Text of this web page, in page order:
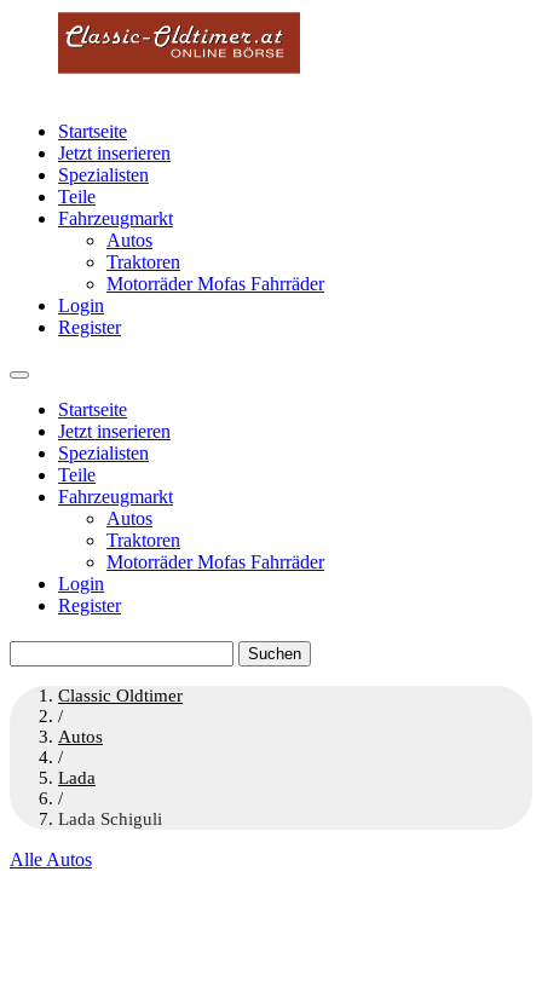
Startseite
Jetzt inserieren
Spezialisten
Teile
Fahrzeugmarkt
Autos
Traktoren
Motorräder Mofas Fahrräder
Login
Register
Startseite
Jetzt inserieren
Spezialisten
Teile
Fahrzeugmarkt
Autos
Traktoren
Motorräder Mofas Fahrräder
Login
Register
nach:
Classic Oldtimer
/
Autos
/
Lada
/
Lada Schiguli
Alle Autos